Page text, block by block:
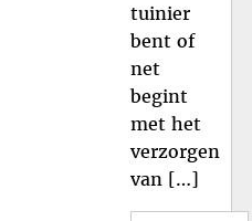
tuinier
bent of
net
begint
met het
verzorgen
van […]